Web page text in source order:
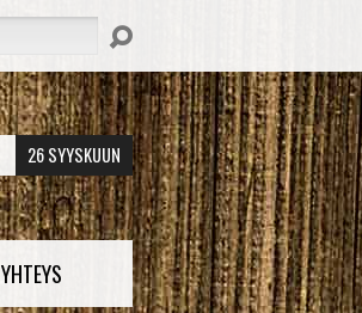
26 SYYSKUUN
YHTEYS